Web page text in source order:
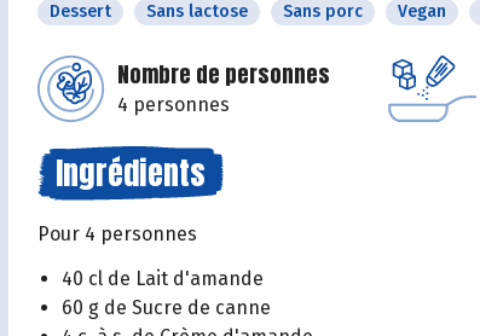
Dessert Sans lactose Sans porc Vegan
Nombre de personnes
4 personnes
Ingrédients
Pour 4 personnes
40 cl de Lait d'amande
60 g de Sucre de canne